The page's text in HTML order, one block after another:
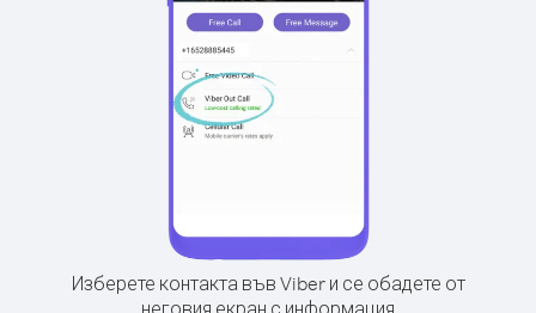
Изберете контакта във Viber и се обадете от
неговия екран с информация